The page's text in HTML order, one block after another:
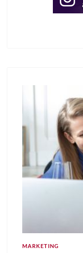
MARKETING